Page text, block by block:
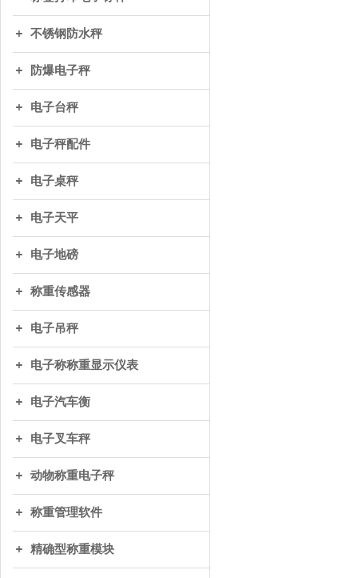
不锈钢防水秤
防爆电子秤
电子台秤
电子秤配件
电子桌秤
电子天平
电子地磅
称重传感器
电子吊秤
电子称称重显示仪表
电子汽车衡
电子叉车秤
动物称重电子秤
称重管理软件
精确型称重模块